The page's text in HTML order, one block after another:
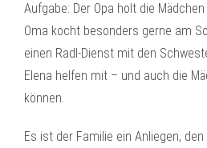
Aufgabe: Der Opa holt die
Oma kocht besonders gerne am
einen Radl-Dienst mit den
Elena helfen mit – und auch die
können.
Es ist der Familie ein Anliegen,